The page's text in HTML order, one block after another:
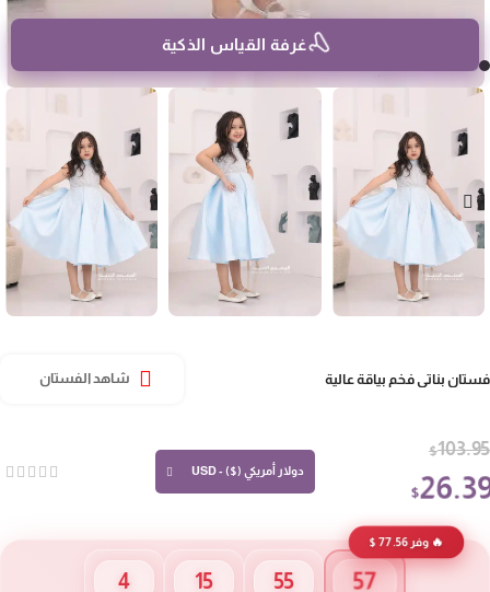
غرفة القياس الذكية
بناتي فخم بياقة عالية شاهد الفستان
$
$
دولار أمريكي ($) - USD
🔥 وفر 77.56 $
4 15 55 56